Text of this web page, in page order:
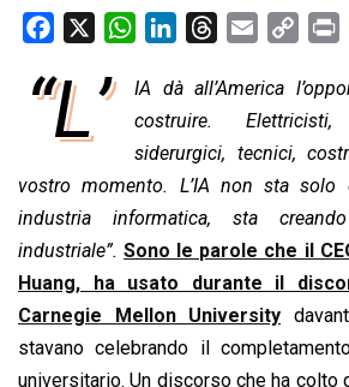
c
e
o
o
k
W
a
t
s
A
p
p
n
k
e
d
I
n
r
a
d
a
i
l
p
y
L
i
n
k
i
t
“L’
IA dà all’America
costruire.
siderurgici, tecnici,
vostro momento. L’IA non sta solo
industria informatica, sta
industriale”. Sono le parole che il
Huang, ha usato durante il
Carnegie Mellon University
stavano celebrando il
universitario. Un discorso che ha colto